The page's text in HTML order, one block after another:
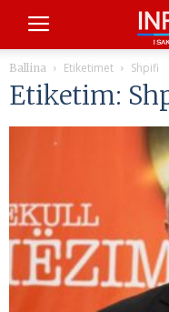
Ballina Etiketimet Shpifi
Etiketim: